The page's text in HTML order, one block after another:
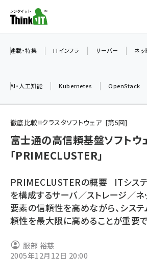
ン
ツ
加藤銘のチーム貢献～仲間と築
iot女子会 (2295)
drupal (1966)
genai (1494)
ai crunch (1365)
連載・特集 ITインフラ サーバー ネッ
AI・人工知能 Kubernetes OpenStack
徹底比較!!クラスタソフトウェア 第5回
富士通の高信頼基盤ソフトウ
「PRIMECLUSTER」
PRIMECLUSTERの概要 ITシステ
を構成するサーバ／ストレージ／ネ
要素の信頼性を高めながら、シス
頼性を最大限に高めることが重要で
服部 裕慈
2005年12月12日 20:00